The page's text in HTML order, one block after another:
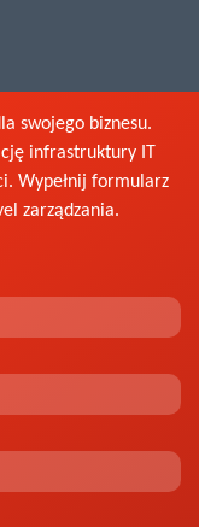
swojego biznesu.
infrastruktury IT
Wypełnij formularz
zarządzania.